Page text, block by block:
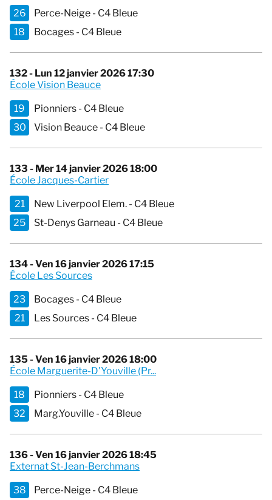
26
Perce-Neige - C4 Bleue
18
Bocages - C4 Bleue
132 - Lun 12 janvier 2026 17:30
École Vision Beauce
19
Pionniers - C4 Bleue
30
Vision Beauce - C4 Bleue
133 - Mer 14 janvier 2026 18:00
École Jacques-Cartier
21
New Liverpool Elem. - C4 Bleue
25
St-Denys Garneau - C4 Bleue
134 - Ven 16 janvier 2026 17:15
École Les Sources
23
Bocages - C4 Bleue
21
Les Sources - C4 Bleue
135 - Ven 16 janvier 2026 18:00
École Marguerite-D'Youville (Pr...
18
Pionniers - C4 Bleue
32
Marg.Youville - C4 Bleue
136 - Ven 16 janvier 2026 18:45
Externat St-Jean-Berchmans
38 Perce-Neige - C4 Bleue